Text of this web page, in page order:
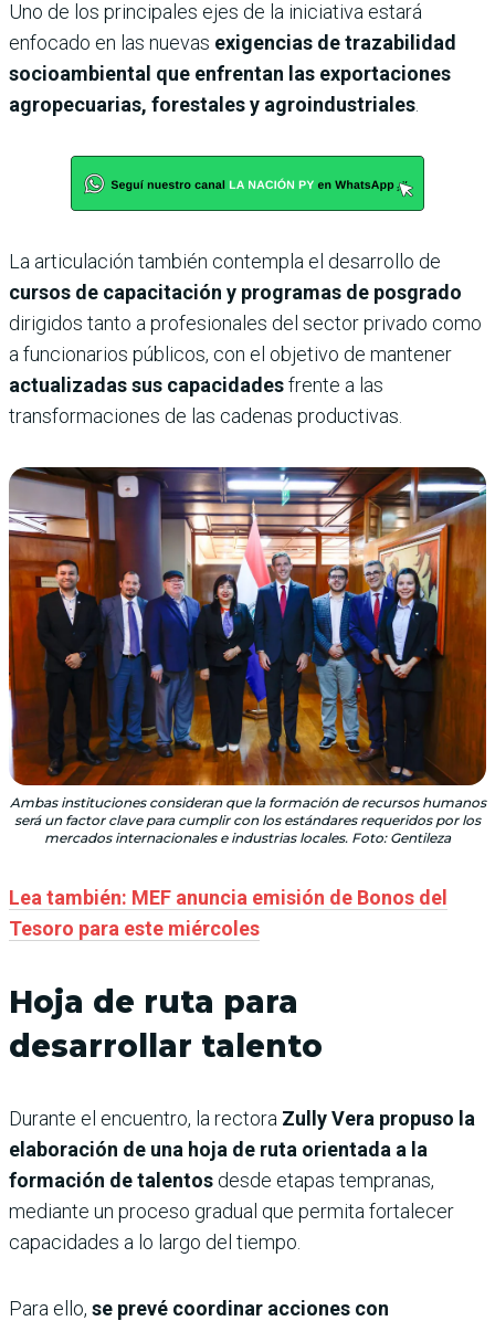
Uno de los principales ejes de la iniciativa estará
enfocado en las nuevas exigencias de trazabilidad
socioambiental que enfrentan las exportaciones
agropecuarias, forestales y agroindustriales
La articulación también contempla el desarrollo de
cursos de capacitación y programas de posgrado
dirigidos tanto a profesionales del sector privado como
a funcionarios públicos, con el objetivo de mantener
actualizadas sus capacidadesfrente a las
transformaciones de las cadenas productivas.
Ambas instituciones consideran que la formación de recursos humanos
será un factor clave para cumplir con los estándares requeridos por los
mercados internacionales e industrias locales. Foto: Gentileza
Lea también: MEF anuncia emisión de Bonos del
Tesoro para este miércoles
Hoja de ruta para
desarrollar talento
Durante el encuentro, la rectora Zully Vera propuso la
elaboración de una hoja de ruta orientada a la
formación de talentos desde etapas tempranas,
mediante un proceso gradual que permita fortalecer
capacidades a lo largo del tiempo.
Para ello, se prevé coordinar acciones con